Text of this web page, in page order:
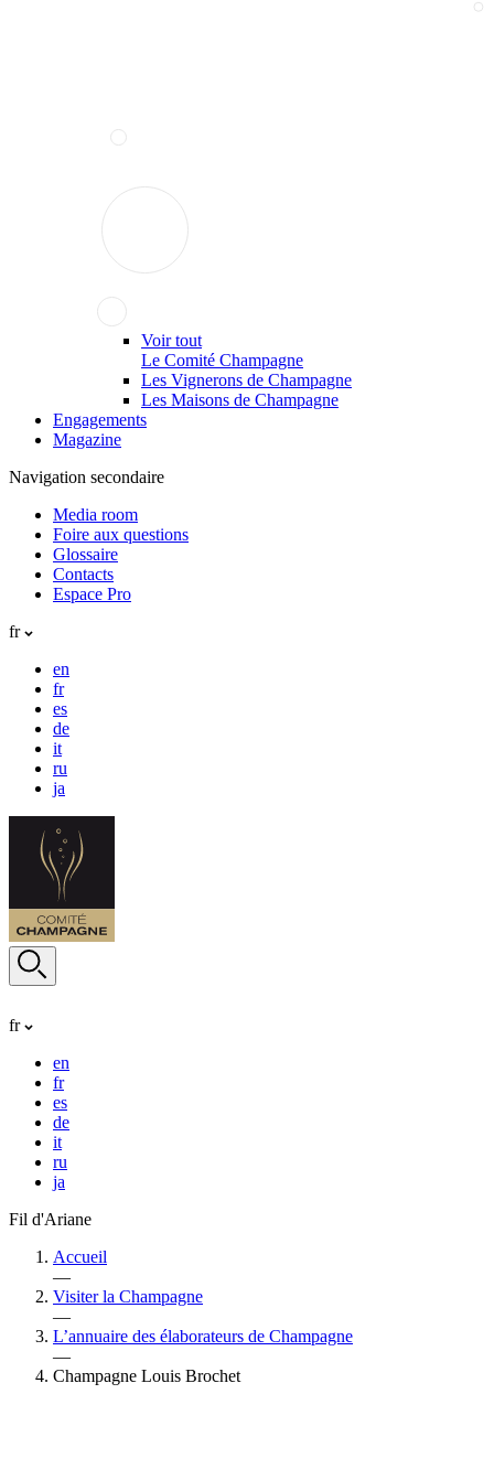
Voir tout
Le Comité Champagne
Les Vignerons de Champagne
Les Maisons de Champagne
Engagements
Magazine
Navigation secondaire
Media room
Foire aux questions
Glossaire
Contacts
Espace Pro
fr
en
fr
es
de
it
ru
ja
fr
en
fr
es
de
it
ru
ja
Fil d'Ariane
Accueil
—
Visiter la Champagne
—
L’annuaire des élaborateurs de Champagne
—
Champagne Louis Brochet